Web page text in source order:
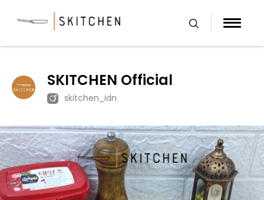
SKITCHEN Official
skitchen_idn